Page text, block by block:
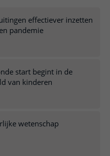
effectiever inzetten
pandemie
start begint in de
van kinderen
wetenschap